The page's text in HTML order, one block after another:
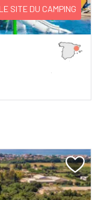
SITE DU CAMPING